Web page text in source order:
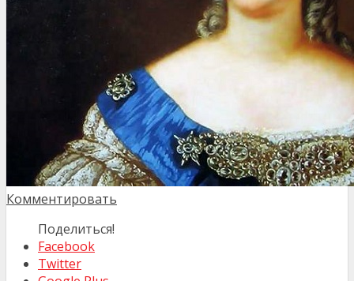
Комментировать
Поделиться!
Facebook
Twitter